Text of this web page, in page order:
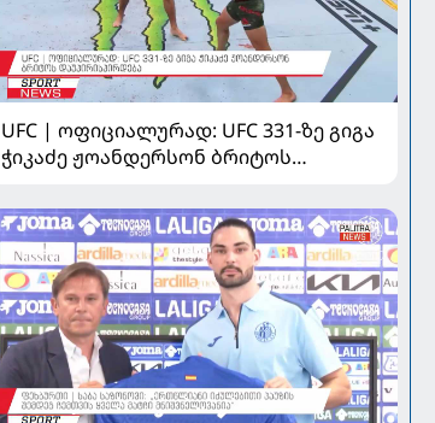
UFC | ოფიციალურად: UFC 331-ზე გიგა
ჭიკაძე ჟოანდერსონ ბრიტოს